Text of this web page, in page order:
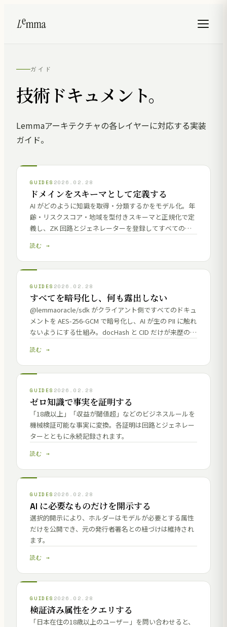
ガイド
技術ドキュメント。
Lemmaアーキテクチャの各レイヤーに対応する実装
ガイド。
GUIDES 2026.02.28
ドメインをスキーマとして定義する
AI がどのように知識を取得・分類するかをモデル化。年
齢・リスクスコア・地域を型付きスキーマと正規化で定
義し、ZK 回路とジェネレーターを登録してすべてのフ
読む →
GUIDES 2026.02.28
すべてを暗号化し、何も露出しない
@lemmaoracle/sdk がクライアント側ですべてのドキュ
メントを AES-256-GCM で暗号化し、AI が生の PII に触れ
ないようにする仕組み。docHash と CID だけが来歴の安
読む →
GUIDES 2026.02.28
ゼロ知識で事実を証明する
「18歳以上」「収益が閾値超」などのビジネスルールを
機械検証可能な事実に変換。各証明は回路とジェネレー
ターとともに永続記録されます。
読む →
GUIDES 2026.02.28
AI に必要なものだけを開示する
選択的開示により、ホルダーはモデルが必要とする属性
だけを公開でき、元の発行者署名との紐づけは維持され
ます。
読む →
GUIDES 2026.02.28
検証済み属性をクエリする
「日本在住の18歳以上のユーザー」を問い合わせると、